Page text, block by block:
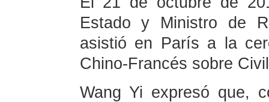
Estado y Ministro de
asistió en París a la
Chino-Francés sobre
Wang Yi expresó que,